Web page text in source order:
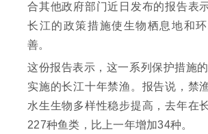
合其他政府部门近日发布的报告表
长江的政策措施使生物栖息地和
善。
这份报告表示，这一系列保护措施
实施的长江十年禁渔。报告说，禁
水生生物多样性稳步提高，去年在
227种鱼类，比上一年增加34种。